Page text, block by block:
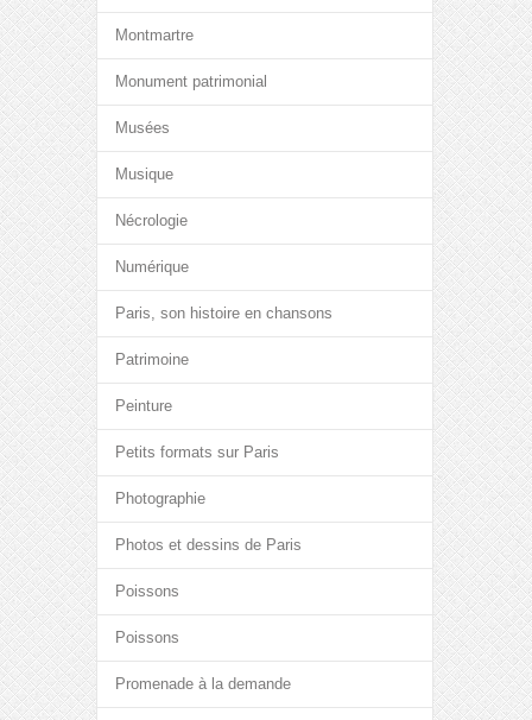
Montmartre
Monument patrimonial
Musées
Musique
Nécrologie
Numérique
Paris, son histoire en chansons
Patrimoine
Peinture
Petits formats sur Paris
Photographie
Photos et dessins de Paris
Poissons
Poissons
Promenade à la demande